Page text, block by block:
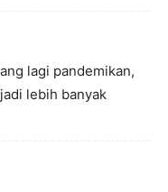
lagi pandemikan,
lebih banyak